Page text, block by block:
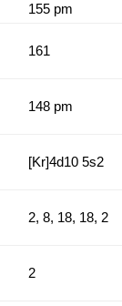
155 pm
161
148 pm
[Kr]4d10 5s2
2, 8, 18, 18, 2
2